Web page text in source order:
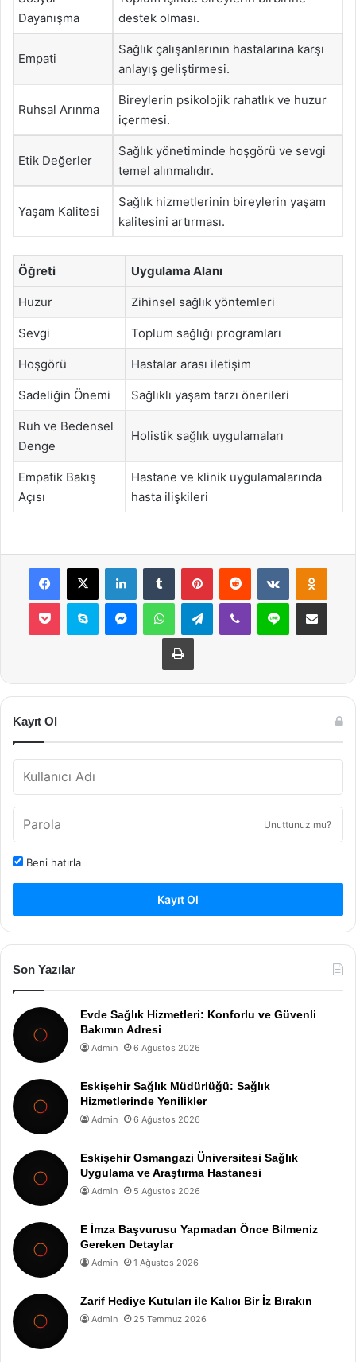
Dayanışma
destek olması.
Empati
Sağlık çalışanlarının hastalarına karşı
anlayış geliştirmesi.
Ruhsal Arınma
Bireylerin psikolojik rahatlık ve huzur
içermesi.
Etik Değerler
Sağlık yönetiminde hoşgörü ve sevgi
temel alınmalıdır.
Yaşam Kalitesi
Sağlık hizmetlerinin bireylerin yaşam
kalitesini artırması.
Öğreti Uygulama Alanı
Huzur Zihinsel sağlık yöntemleri
Sevgi Toplum sağlığı programları
Hoşgörü Hastalar arası iletişim
Sadeliğin Önemi Sağlıklı yaşam tarzı önerileri
Ruh ve Bedensel
Denge
Holistik sağlık uygulamaları
Empatik Bakış
Açısı
Hastane ve klinik uygulamalarında
hasta ilişkileri
Facebook
X LinkedInTumblr PinterestReddit VKontakte
Pocket Skype MessengerWhatsAppTelegramViber Line E-Posta ile
Yazdır
Kayıt Ol
Unuttunuz mu?
Beni hatırla
Kayıt Ol
Son Yazılar
Evde Sağlık Hizmetleri: Konforlu ve Güvenli
Bakımın Adresi
Admin 6 Ağustos 2026
Eskişehir Sağlık Müdürlüğü: Sağlık
Hizmetlerinde Yenilikler
Admin 6 Ağustos 2026
Eskişehir Osmangazi Üniversitesi Sağlık
Uygulama ve Araştırma Hastanesi
Admin 5 Ağustos 2026
E İmza Başvurusu Yapmadan Önce Bilmeniz
Gereken Detaylar
Admin 1 Ağustos 2026
Zarif Hediye Kutuları ile Kalıcı Bir İz Bırakın
Admin 25 Temmuz 2026